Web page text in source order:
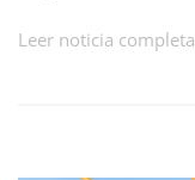
Leer noticia completa